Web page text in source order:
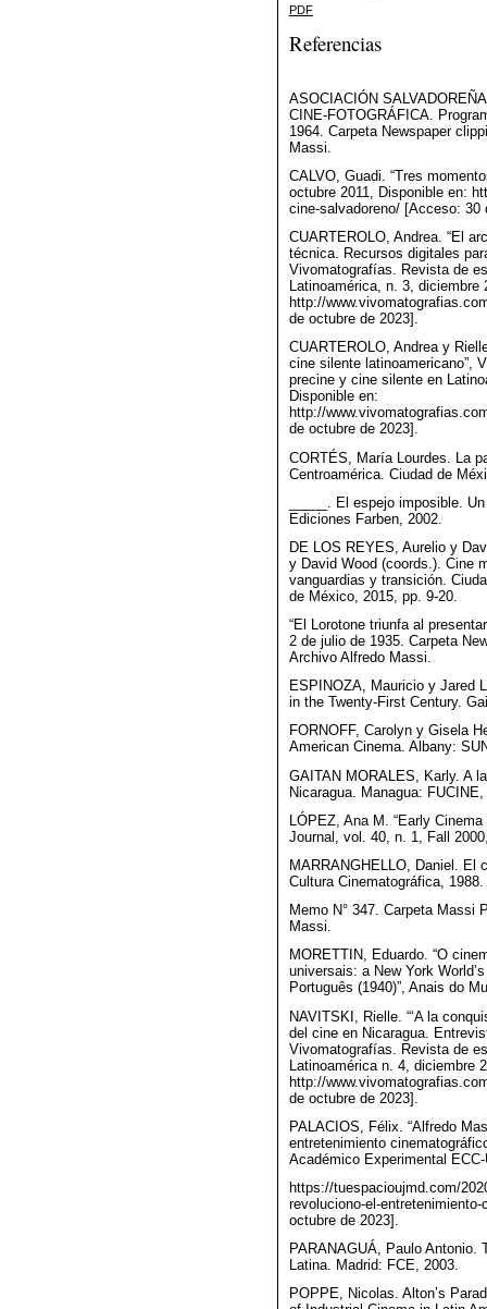
PDF
Referencias
ASOCIACIÓN
CINE-FOTOGRÁFICA.
1964. Carpeta Newspaper
Massi.
CALVO, Guadi. “Tres
octubre 2011, Disponible en:
cine-salvadoreno/ [Acceso: 30
CUARTEROLO, Andrea. “El
técnica. Recursos digitales
Vivomatografías. Revista de
Latinoamérica, n. 3, diciembre
http://
de octubre de 2023].
CUARTEROLO, Andrea y
cine silente latinoamericano”,
precine y cine silente en
Disponible en:
http://
de octubre de 2023].
CORTÉS, María Lourdes. La
Centroamérica. Ciudad de
_____. El espejo imposible.
Ediciones Farben, 2002.
DE LOS REYES, Aurelio y
y David Wood (coords.). Cine
vanguardias y transición.
de México, 2015, pp. 9-20.
“El Lorotone triunfa al
2 de julio de 1935. Carpeta
Archivo Alfredo Massi.
ESPINOZA, Mauricio y Jared
in the Twenty-First Century.
FORNOFF, Carolyn y Gisela
American Cinema. Albany:
GAITAN MORALES, Karly. A
Nicaragua. Managua: FUCINE,
LÓPEZ, Ana M. “Early
Journal, vol. 40, n. 1, Fall
MARRANGHELLO, Daniel. El
Cultura Cinematográfica, 1988.
Memo N° 347. Carpeta Massi
Massi.
MORETTIN, Eduardo. “O
universais: a New York
Português (1940)”, Anais do
NAVITSKI, Rielle. “‘A la
del cine en Nicaragua.
Vivomatografías. Revista de
Latinoamérica n. 4, diciembre
http://
de octubre de 2023].
PALACIOS, Félix. “Alfredo
entretenimiento
Académico Experimental
https://tuespacioujmd.com/
revoluciono-el-
octubre de 2023].
PARANAGUÁ, Paulo Antonio.
Latina. Madrid: FCE, 2003.
POPPE, Nicolas. Alton’s